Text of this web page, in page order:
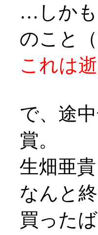
…しかも
のこと
これは
で、途
賞。
生畑亜
なんと
買った